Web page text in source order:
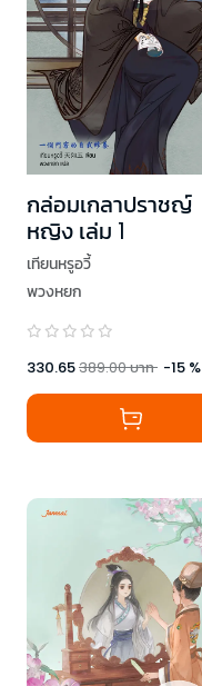
กล่อมเกลาปราชญ์
หญิง เล่ม 1
เทียนหรูอวี้
พวงหยก
330.65389.00บาท -15 %